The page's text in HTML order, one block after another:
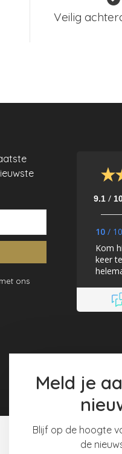
Veilig
ons
9.1 /
10 / 10
Kom
keer
Meld je
Blijf op de hoogte
de